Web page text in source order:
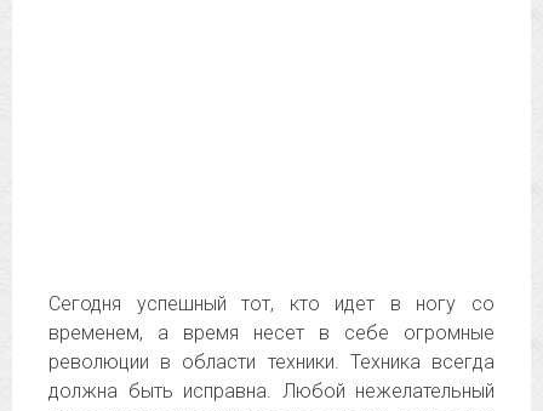
Сегодня успешный тот, кто идет в ногу со
временем, а время несет в себе огромные
революции в области техники. Техника всегда
должна быть исправна. Любой нежелательный